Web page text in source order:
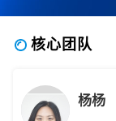
核心团队
杨杨